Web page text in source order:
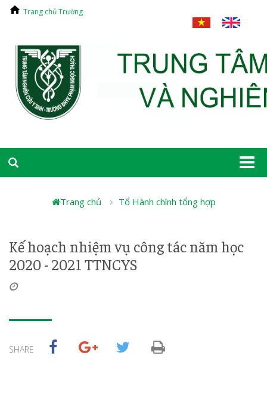
Trang chủ Trường
Trang chủ Tổ Hành chính tổng hợp
Kế hoạch nhiệm vụ công tác năm học
2020 - 2021 TTNCYS
SHARE